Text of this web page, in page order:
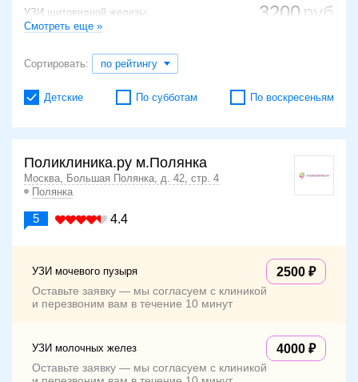
УЗИ щитовидной железы 3200
Ультразвуковая навигация для проведения
Смотреть еще »
Сортировать: по рейтингу
Детские По субботам По воскресеньям
Поликлиника.ру м.Полянка
Москва, Большая Полянка, д. 42, стр. 4
Полянка
5 4.4
УЗИ мочевого пузыря 2500
Оставьте заявку — мы согласуем с клиникой
и перезвоним вам в течение 10 минут
УЗИ молочных желез 4000
Оставьте заявку — мы согласуем с клиникой